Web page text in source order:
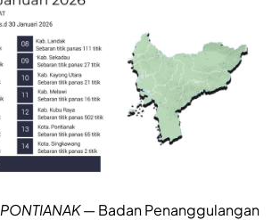
PONTIANAK— Badan Penanggulangan